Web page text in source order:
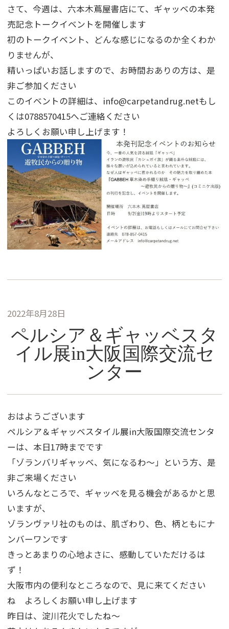
さて、今週は、六本木蔦屋書店にて、ギャッベの本発
売記念トークイベントを開催します
初のトークイベント、どんな感じになるのか全くわか
りませんが、
精いっぱいお話しますので、お時間おありの方は、是
非ご参加ください
このイベントの詳細は、info@carpetandrug.netもし
くは0788570415へご連絡ください
よろしくお願い申し上げます！
2022年8月28日
ペルシア＆ギャッベスタ
イル展in大阪国際交流セ
ンター
おはようございます
ペルシア＆ギャッベスタイル展in大阪国際交流センタ
ーは、本日17時までです
「ゾランバリギャッベ、気になるわ～」という方、是
非ご来場ください
いろんなところで、ギャッベを見る機会があるかと思
いますが、
ゾランヴァリ社のものは、肌ざわり、色、柄ともにナ
ンバーワンです
きっとあまりの心地よさに、感動していただけるは
ず！
大阪市内の便利なところなので、見に来てください
ね よろしくお願い申し上げます
昨日は、淀川花火でしたね～